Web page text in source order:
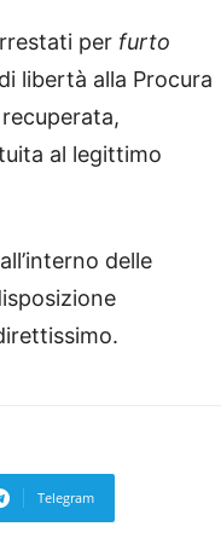
per furto
libertà alla Procura
al legittimo
delle
Telegram